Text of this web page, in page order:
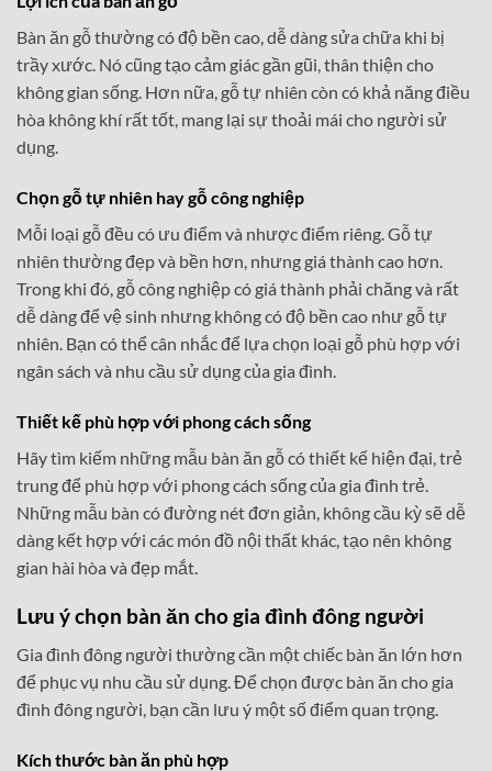
Bàn ăn gỗ thường có độ bền cao, dễ dàng sửa chữa khi bị
trầy xước. Nó cũng tạo cảm giác gần gũi, thân thiện cho
không gian sống. Hơn nữa, gỗ tự nhiên còn có khả năng điều
hòa không khí rất tốt, mang lại sự thoải mái cho người sử
dụng.
Chọn gỗ tự nhiên hay gỗ công nghiệp
Mỗi loại gỗ đều có ưu điểm và nhược điểm riêng. Gỗ tự
nhiên thường đẹp và bền hơn, nhưng giá thành cao hơn.
Trong khi đó, gỗ công nghiệp có giá thành phải chăng và rất
dễ dàng để vệ sinh nhưng không có độ bền cao như gỗ tự
nhiên. Bạn có thể cân nhắc để lựa chọn loại gỗ phù hợp với
ngân sách và nhu cầu sử dụng của gia đình.
Thiết kế phù hợp với phong cách sống
Hãy tìm kiếm những mẫu bàn ăn gỗ có thiết kế hiện đại, trẻ
trung để phù hợp với phong cách sống của gia đình trẻ.
Những mẫu bàn có đường nét đơn giản, không cầu kỳ sẽ dễ
dàng kết hợp với các món đồ nội thất khác, tạo nên không
gian hài hòa và đẹp mắt.
Lưu ý chọn bàn ăn cho gia đình đông người
Gia đình đông người thường cần một chiếc bàn ăn lớn hơn
để phục vụ nhu cầu sử dụng. Để chọn được bàn ăn cho gia
đình đông người, bạn cần lưu ý một số điểm quan trọng.
Kích thước bàn ăn phù hợp